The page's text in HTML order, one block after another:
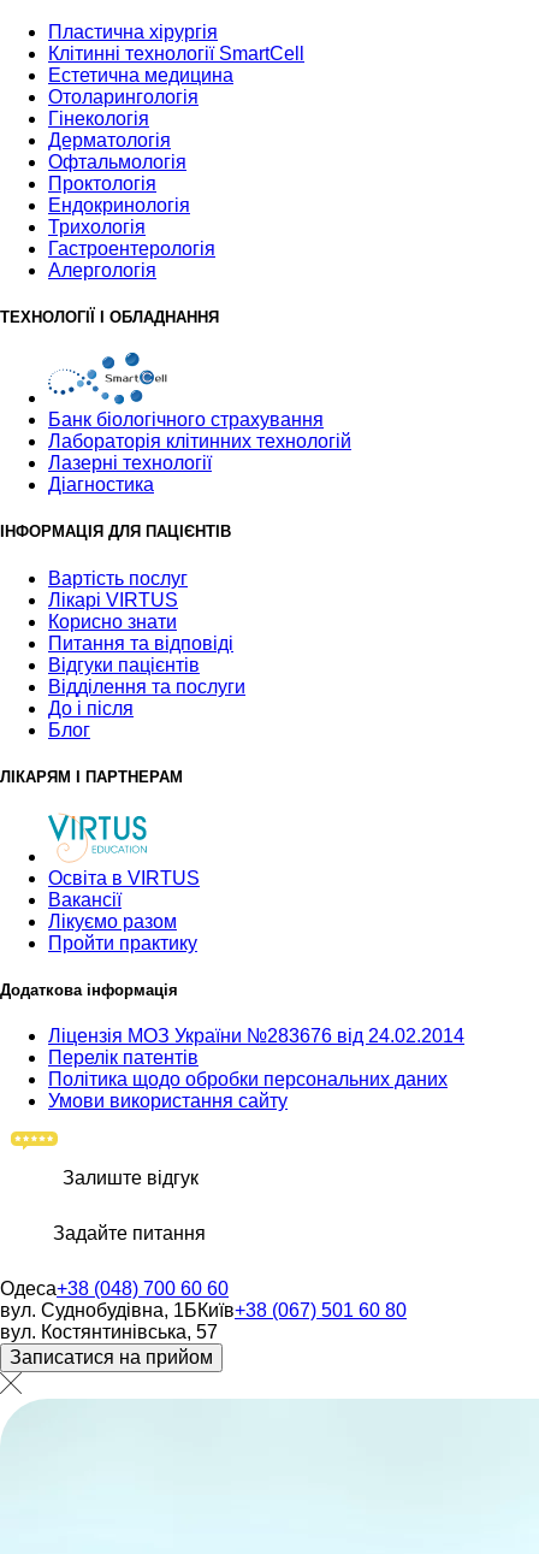
Пластична хірургія
Клітинні технології SmartCell
Естетична медицина
Отоларингологія
Гінекологія
Дерматологія
Офтальмологія
Проктологія
Ендокринологія
Трихологія
Гастроентерологія
Алергологія
ТЕХНОЛОГІЇ І ОБЛАДНАННЯ
Банк бiологiчного страхування
Лабораторія клітинних технологій
Лазерні технології
Діагностика
ІНФОРМАЦІЯ ДЛЯ ПАЦІЄНТІВ
Вартість послуг
Лікарі VIRTUS
Корисно знати
Питання та відповіді
Відгуки пацієнтів
Відділення та послуги
До і після
Блог
ЛІКАРЯМ І ПАРТНЕРАМ
Освіта в VIRTUS
Вакансії
Лікуємо разом
Пройти практику
Додаткова інформація
Ліцензія МОЗ України №283676 від 24.02.2014
Перелік патентів
Політика щодо обробки персональних даних
Умови використання сайту
Залиште відгук
Задайте питання
Одеса+38 (048) 700 60 60
вул. Суднобудівна, 1БКиїв+38 (067) 501 60 80
вул. Костянтинівська, 57
Записатися на прийом